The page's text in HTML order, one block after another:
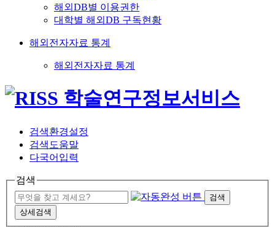
해외DB별 이용권한
대학별 해외DB 구독현황
해외전자자료 통계
해외전자자료 통계
검색환경설정
검색도움말
다국어입력
검색
검색
상세검색